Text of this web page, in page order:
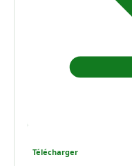
Télécharger